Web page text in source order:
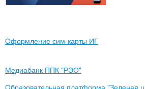
Оформление сим-карты ИГ
Медиабанк ППК "РЭО"